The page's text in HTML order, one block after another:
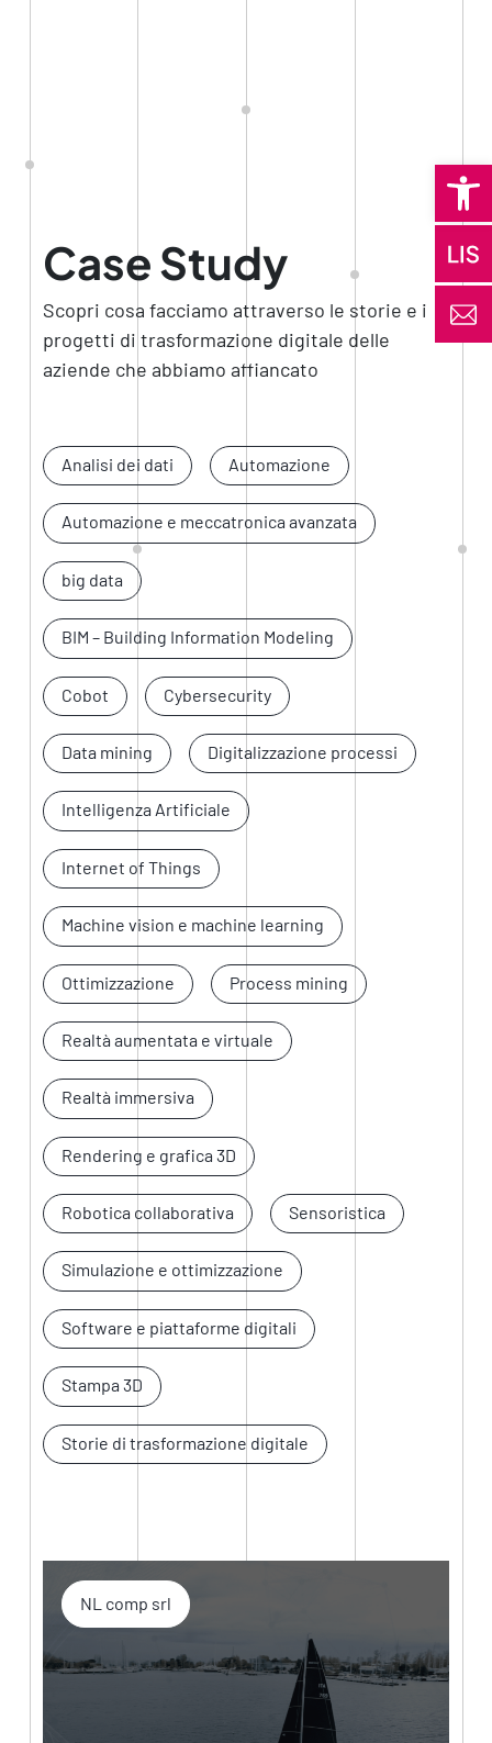
Case Study
Scopri cosa facciamo attraverso le storie e i
progetti di trasformazione digitale delle
aziende che abbiamo affiancato
Analisi dei dati Automazione
Automazione e meccatronica avanzata
big data
BIM – Building Information Modeling
Cobot Cybersecurity
Data mining Digitalizzazione processi
Intelligenza Artificiale
Internet of Things
Machine vision e machine learning
Ottimizzazione Process mining
Realtà aumentata e virtuale
Realtà immersiva
Rendering e grafica 3D
Robotica collaborativa Sensoristica
Simulazione e ottimizzazione
Software e piattaforme digitali
Stampa 3D
Storie di trasformazione digitale
NL comp srl